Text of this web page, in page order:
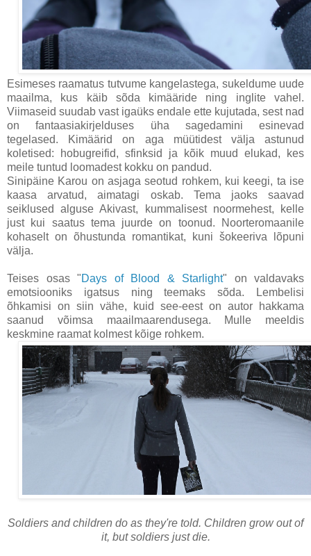
Esimeses raamatus tutvume kangelastega, sukeldume uude
maailma, kus käib sõda kimääride ning inglite vahel.
Viimaseid suudab vast igaüks endale ette kujutada, sest nad
on fantaasiakirjelduses üha sagedamini esinevad
tegelased. Kimäärid on aga müütidest välja astunud
koletised: hobugreifid, sfinksid ja kõik muud elukad, kes
meile tuntud loomadest kokku on pandud.
Sinipäine Karou on asjaga seotud rohkem, kui keegi, ta ise
kaasa arvatud, aimatagi oskab. Tema jaoks saavad
seiklused alguse Akivast, kummalisest noormehest, kelle
just kui saatus tema juurde on toonud. Noorteromaanile
kohaselt on õhustunda romantikat, kuni šokeeriva lõpuni
välja.
Teises osas "Days of Blood & Starlight" on valdavaks
emotsiooniks igatsus ning teemaks sõda. Lembelisi
õhkamisi on siin vähe, kuid see-eest on autor hakkama
saanud võimsa maailmaarendusega. Mulle meeldis
keskmine raamat kolmest kõige rohkem.
Soldiers and children do as they're told. Children grow out of
it, but soldiers just die.